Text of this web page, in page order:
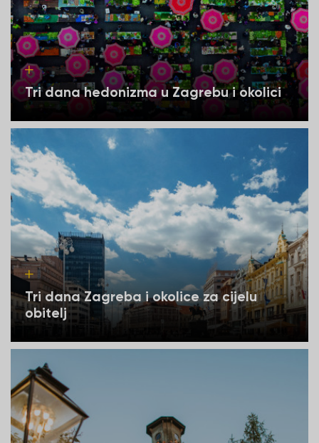
Tri dana hedonizma u Zagrebu i okolici
Tri dana Zagreba i okolice za cijelu
obitelj